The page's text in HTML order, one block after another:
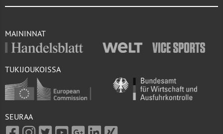
MAININNAT
TUKIJOUKOISSA
SEURAA